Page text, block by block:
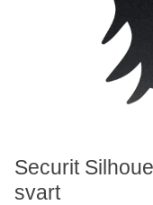
Securit
svart